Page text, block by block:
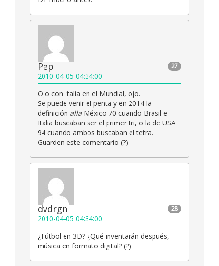
27
Pep
2010-04-05 04:34:00
Ojo con Italia en el Mundial, ojo.
Se puede venir el penta y en 2014 la
definición alla México 70 cuando Brasil e
Italia buscaban ser el primer tri, o la de USA
94 cuando ambos buscaban el tetra.
Guarden este comentario (?)
28
dvdrgn
2010-04-05 04:34:00
¿Fútbol en 3D? ¿Qué inventarán después,
música en formato digital? (?)